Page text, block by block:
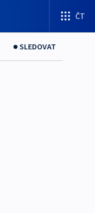
ČT
SLEDOVAT